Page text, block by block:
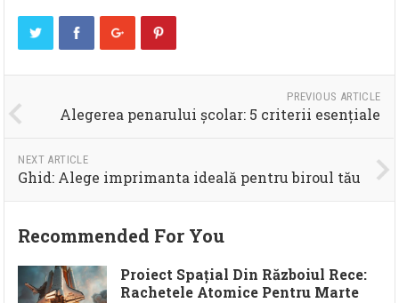
PREVIOUS ARTICLE
Alegerea penarului școlar: 5 criterii esențiale
NEXT ARTICLE
Ghid: Alege imprimanta ideală pentru biroul tău
Recommended For You
Proiect Spațial Din Războiul Rece:
Rachetele Atomice Pentru Marte